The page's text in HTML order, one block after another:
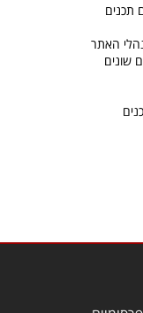
תכנים
האתר
שונים